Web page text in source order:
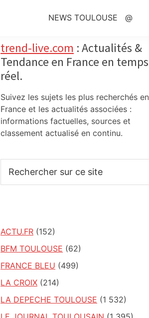
NEWS TOULOUSE @
Primary
Sidebar
trend-live.com : Actualités &
Tendance en France en temps
réel.
Suivez les sujets les plus recherchés en
France et les actualités associées :
informations factuelles, sources et
classement actualisé en continu.
sur
ACTU.FR (152)
BFM TOULOUSE (62)
FRANCE BLEU (499)
LA CROIX (214)
LA DEPECHE TOULOUSE (1 532)